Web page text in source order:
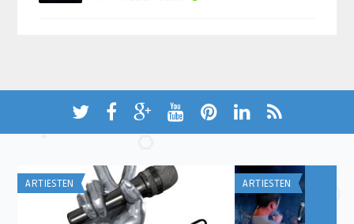
ARTIESTEN ARTIESTEN